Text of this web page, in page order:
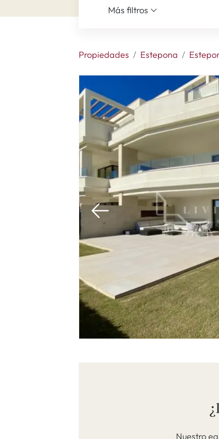
Más filtros
Propiedades Estepona
Nuestro